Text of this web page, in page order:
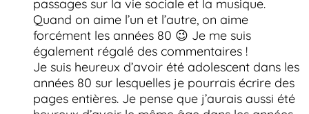
passages sur la vie sociale et la musique.
Quand on aime l’un et l’autre, on aime
forcément les années 80 😉 Je me suis
également régalé des commentaires !
Je suis heureux d’avoir été adolescent dans les
années 80 sur lesquelles je pourrais écrire des
pages entières. Je pense que j’aurais aussi été